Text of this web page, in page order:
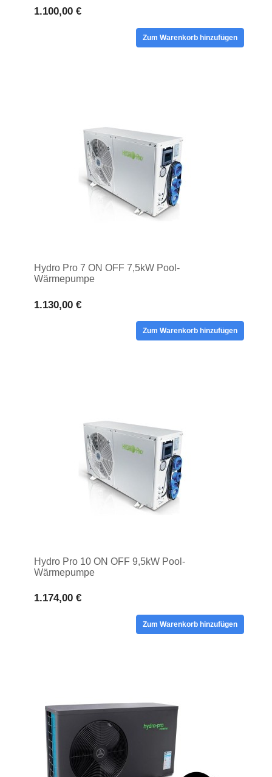
1.100,00 €
Zum Warenkorb hinzufügen
Hydro Pro 7 ON OFF 7,5kW Pool-
Wärmepumpe
1.130,00 €
Zum Warenkorb hinzufügen
Hydro Pro 10 ON OFF 9,5kW Pool-
Wärmepumpe
1.174,00 €
Zum Warenkorb hinzufügen